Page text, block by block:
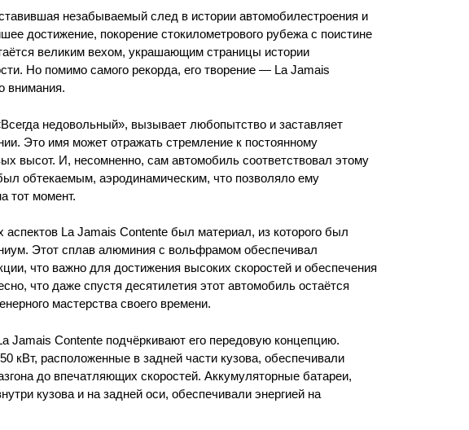
незабываемый след в истории автомобилестроения и
достижение, покорение стокилометрового рубежа с поистине
великим вехом, украшающим страницы истории
Но помимо самого рекорда, его творение — La Jamais
внимания.
недовольный», вызывает любопытство и заставляет
Это имя может отражать стремление к постоянному
высот. И, несомненно, сам автомобиль соответствовал этому
обтекаемым, аэродинамическим, что позволяло ему
тот момент.
La Jamais Contente был материал, из которого был
Этот сплав алюминия с вольфрамом обеспечивал
что важно для достижения высоких скоростей и обеспечения
что даже спустя десятилетия этот автомобиль остаётся
мастерства своего времени.
Jamais Contente подчёркивают его передовую концепцию.
кВт, расположенные в задней части кузова, обеспечивали
до впечатляющих скоростей. Аккумуляторные батареи,
кузова и на задней оси, обеспечивали энергией на